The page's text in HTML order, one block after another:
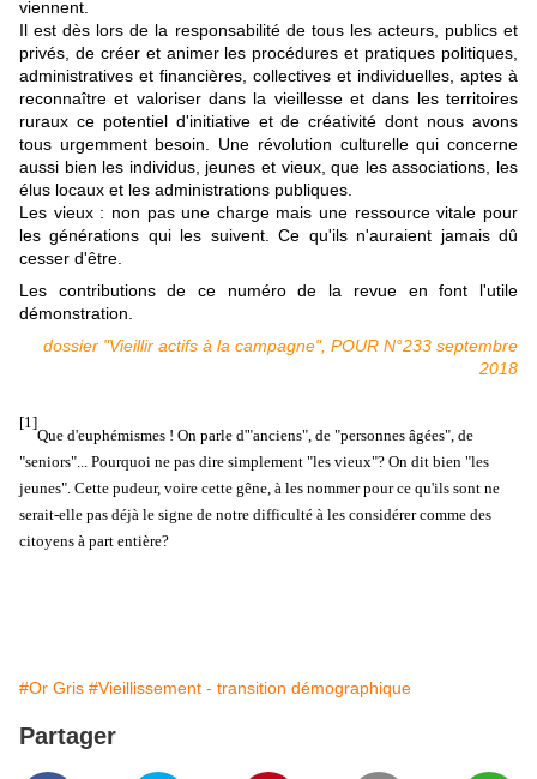
viennent.
Il est dès lors de la responsabilité de tous les acteurs, publics et
privés, de créer et animer les procédures et pratiques politiques,
administratives et financières, collectives et individuelles, aptes à
reconnaître et valoriser dans la vieillesse et dans les territoires
ruraux ce potentiel d'initiative et de créativité dont nous avons
tous urgemment besoin. Une révolution culturelle qui concerne
aussi bien les individus, jeunes et vieux, que les associations, les
élus locaux et les administrations publiques.
Les vieux : non pas une charge mais une ressource vitale pour
les générations qui les suivent. Ce qu'ils n'auraient jamais dû
cesser d'être.
Les contributions de ce numéro de la revue en font l'utile
démonstration.
dossier "Vieillir actifs à la campagne", POUR N°233 septembre
2018
[1]
Que d'euphémismes ! On parle d'"anciens", de "personnes âgées", de
"seniors"... Pourquoi ne pas dire simplement "les vieux"? On dit bien "les
jeunes". Cette pudeur, voire cette gêne, à les nommer pour ce qu'ils sont ne
serait-elle pas déjà le signe de notre difficulté à les considérer comme des
citoyens à part entière?
#Or Gris #Vieillissement - transition démographique
Partager